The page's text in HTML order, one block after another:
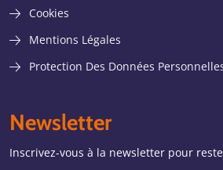
Cookies
Mentions Légales
Protection Des Données
Newsletter
Inscrivez-vous à la newsletter pour